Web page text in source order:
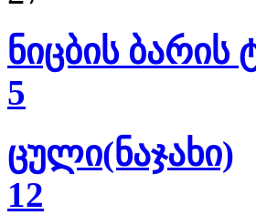
ნიცბის ბარის
5
ცული(ნაჯახი)
12